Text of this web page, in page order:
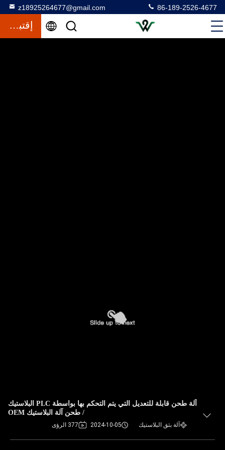
z18925264677@gmail.com 86-189-2526-4677
إقتباس
آلة طحن قابلة للتعديل التي يتم التحكم بها بواسطة PLC البلاستيك
/ طحن آلة البلاستيك OEM
آلة بثق البلاستيك 2024-10-05 377 الرؤى